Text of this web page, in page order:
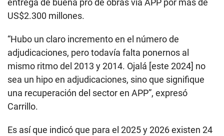
entrega de buena pro de obras vía APP por más de
US$2.300 millones.
“Hubo un claro incremento en el número de
adjudicaciones, pero todavía falta ponernos al
mismo ritmo del 2013 y 2014. Ojalá [este 2024] no
sea un hipo en adjudicaciones, sino que signifique
una recuperación del sector en APP”, expresó
Carrillo.
Es así que indicó que para el 2025 y 2026 existen 24